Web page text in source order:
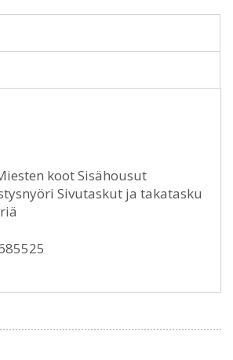
koot Sisähousut
Sivutaskut ja takatasku